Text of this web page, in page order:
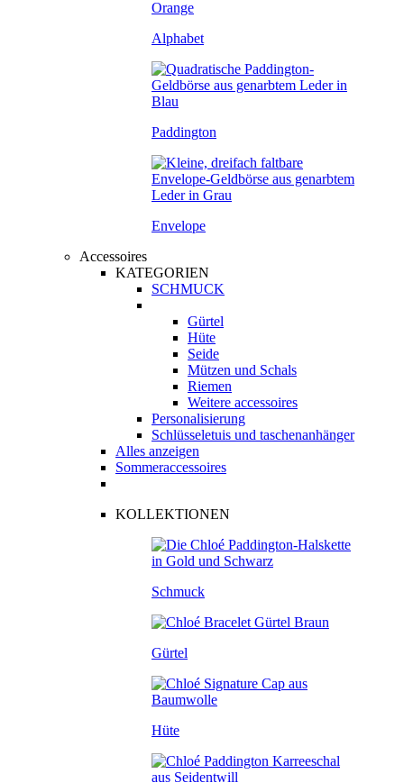
Alphabet
Paddington
Envelope
Accessoires
KATEGORIEN
SCHMUCK
Gürtel
Hüte
Seide
Mützen und Schals
Riemen
Weitere accessoires
Personalisierung
Schlüsseletuis und taschenanhänger
Alles anzeigen
Sommeraccessoires
KOLLEKTIONEN
Schmuck
Gürtel
Hüte